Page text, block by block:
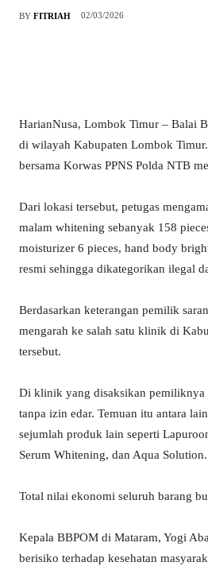
BY FITRIAH 02/03/2026
HarianNusa, Lombok Timur – Balai
di wilayah Kabupaten Lombok
bersama Korwas PPNS Polda NTB
Dari lokasi tersebut, petugas
malam whitening sebanyak 158
moisturizer 6 pieces, hand body
resmi sehingga dikategorikan ilegal
Berdasarkan keterangan pemilik
mengarah ke salah satu klinik di
tersebut.
Di klinik yang disaksikan pemiliknya
tanpa izin edar. Temuan itu antara
sejumlah produk lain seperti
Serum Whitening, dan Aqua Solution.
Total nilai ekonomi seluruh barang
Kepala BBPOM di Mataram, Yogi
berisiko terhadap kesehatan